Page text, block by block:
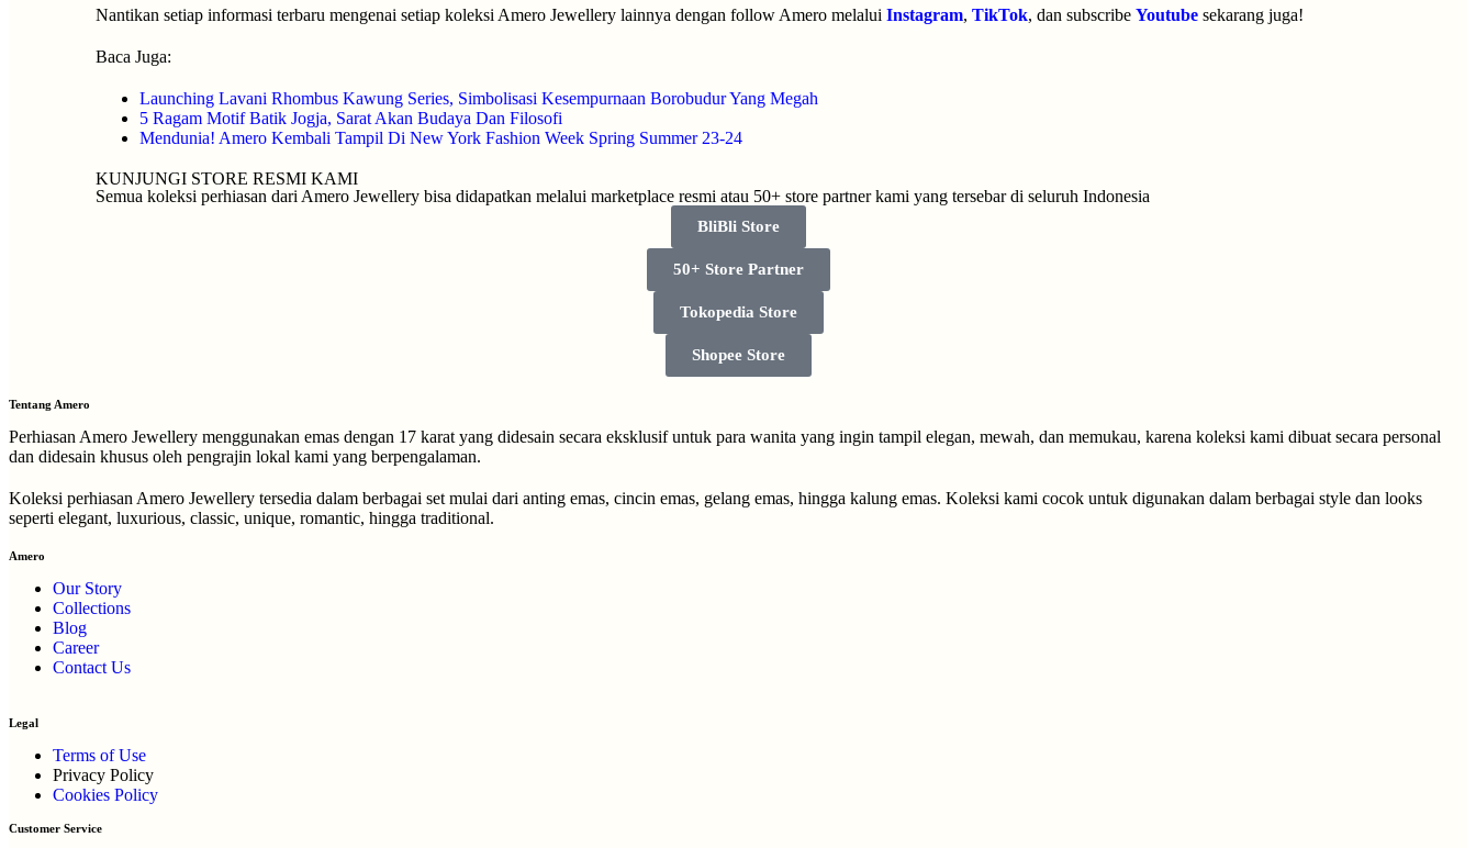
Nantikan setiap informasi terbaru mengenai setiap koleksi Amero Jewellery lainnya dengan follow Amero melalui Instagram, TikTok, dan subscribe Youtube sekarang juga!
Baca Juga:
Launching Lavani Rhombus Kawung Series, Simbolisasi Kesempurnaan Borobudur Yang Megah
5 Ragam Motif Batik Jogja, Sarat Akan Budaya Dan Filosofi
Mendunia! Amero Kembali Tampil Di New York Fashion Week Spring Summer 23-24
KUNJUNGI STORE RESMI KAMI
Semua koleksi perhiasan dari Amero Jewellery bisa didapatkan melalui marketplace resmi atau 50+ store partner kami yang tersebar di seluruh Indonesia
BliBli Store
50+ Store Partner
Tokopedia Store
Shopee Store
Tentang Amero
Perhiasan Amero Jewellery menggunakan emas dengan 17 karat yang didesain secara eksklusif untuk para wanita yang ingin tampil elegan, mewah, dan memukau, karena koleksi kami dibuat secara personal
dan didesain khusus oleh pengrajin lokal kami yang berpengalaman.
Koleksi perhiasan Amero Jewellery tersedia dalam berbagai set mulai dari anting emas, cincin emas, gelang emas, hingga kalung emas. Koleksi kami cocok untuk digunakan dalam berbagai style dan looks
seperti elegant, luxurious, classic, unique, romantic, hingga traditional.
Amero
Our Story
Collections
Blog
Career
Contact Us
Legal
Terms of Use
Privacy Policy
Cookies Policy
Customer Service